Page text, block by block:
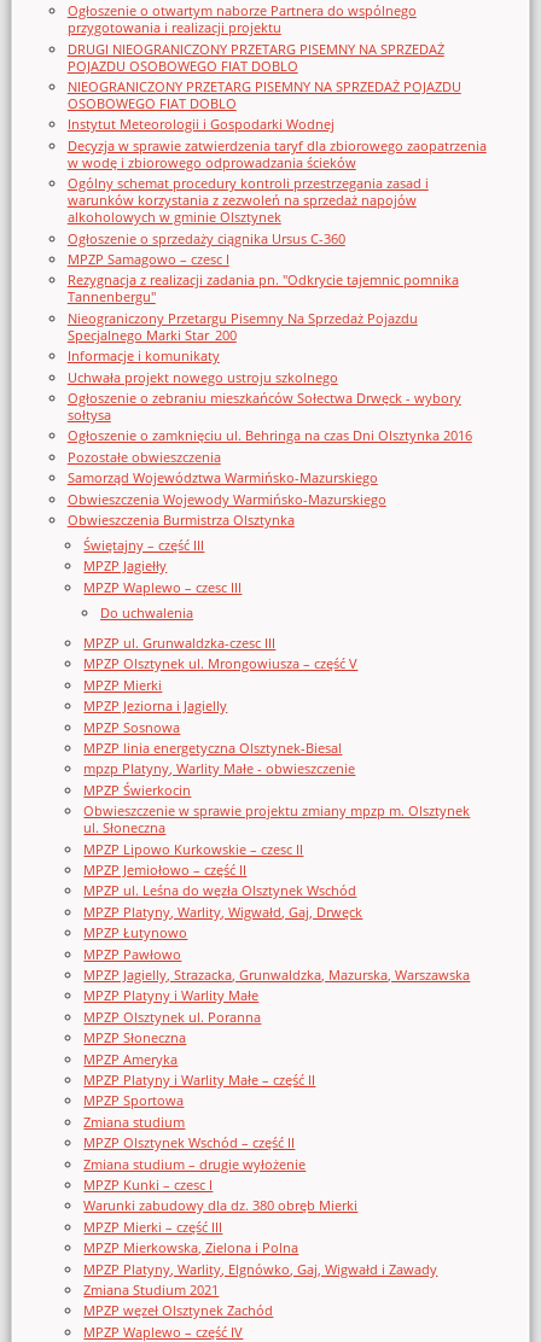
Ogłoszenie o otwartym naborze Partnera do wspólnego
przygotowania i realizacji projektu
DRUGI NIEOGRANICZONY PRZETARG PISEMNY NA SPRZEDAŻ
POJAZDU OSOBOWEGO FIAT DOBLO
NIEOGRANICZONY PRZETARG PISEMNY NA SPRZEDAŻ POJAZDU
OSOBOWEGO FIAT DOBLO
Instytut Meteorologii i Gospodarki Wodnej
Decyzja w sprawie zatwierdzenia taryf dla zbiorowego zaopatrzenia
w wodę i zbiorowego odprowadzania ścieków
Ogólny schemat procedury kontroli przestrzegania zasad i
warunków korzystania z zezwoleń na sprzedaż napojów
alkoholowych w gminie Olsztynek
Ogłoszenie o sprzedaży ciągnika Ursus C-360
MPZP Samagowo – czesc I
Rezygnacja z realizacji zadania pn. "Odkrycie tajemnic pomnika
Tannenbergu"
Nieograniczony Przetargu Pisemny Na Sprzedaż Pojazdu
Specjalnego Marki Star_200
Informacje i komunikaty
Uchwała projekt nowego ustroju szkolnego
Ogłoszenie o zebraniu mieszkańców Sołectwa Drwęck - wybory
sołtysa
Ogłoszenie o zamknięciu ul. Behringa na czas Dni Olsztynka 2016
Pozostałe obwieszczenia
Samorząd Województwa Warmińsko-Mazurskiego
Obwieszczenia Wojewody Warmińsko-Mazurskiego
Obwieszczenia Burmistrza Olsztynka
Świętajny – część III
MPZP Jagiełły
MPZP Waplewo – czesc III
Do uchwalenia
MPZP ul. Grunwaldzka-czesc III
MPZP Olsztynek ul. Mrongowiusza – część V
MPZP Mierki
MPZP Jeziorna i Jagielly
MPZP Sosnowa
MPZP linia energetyczna Olsztynek-Biesal
mpzp Platyny, Warlity Małe - obwieszczenie
MPZP Świerkocin
Obwieszczenie w sprawie projektu zmiany mpzp m. Olsztynek
ul. Słoneczna
MPZP Lipowo Kurkowskie – czesc II
MPZP Jemiołowo – część II
MPZP ul. Leśna do węzła Olsztynek Wschód
MPZP Platyny, Warlity, Wigwałd, Gaj, Drwęck
MPZP Łutynowo
MPZP Pawłowo
MPZP Jagielly, Strazacka, Grunwaldzka, Mazurska, Warszawska
MPZP Platyny i Warlity Małe
MPZP Olsztynek ul. Poranna
MPZP Słoneczna
MPZP Ameryka
MPZP Platyny i Warlity Małe – część II
MPZP Sportowa
Zmiana studium
MPZP Olsztynek Wschód – część II
Zmiana studium – drugie wyłożenie
MPZP Kunki – czesc I
Warunki zabudowy dla dz. 380 obręb Mierki
MPZP Mierki – część III
MPZP Mierkowska, Zielona i Polna
MPZP Platyny, Warlity, Elgnówko, Gaj, Wigwałd i Zawady
Zmiana Studium 2021
MPZP węzeł Olsztynek Zachód
MPZP Waplewo – część IV